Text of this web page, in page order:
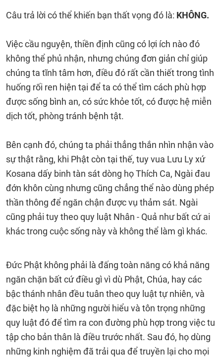
Câu trả lời có thể khiến bạn thất vọng đó là: KHÔNG.
Việc cầu nguyện, thiền định cũng có lợi ích nào đó
không thể phủ nhận, nhưng chúng đơn giản chỉ giúp
chúng ta tĩnh tâm hơn, điều đó rất cần thiết trong tình
huống rối ren hiện tại để ta có thể tìm cách phù hợp
được sống bình an, có sức khỏe tốt, có được hệ miễn
dịch tốt, phòng tránh bệnh tật.
Bên cạnh đó, chúng ta phải thẳng thắn nhìn nhận vào
sự thật rằng, khi Phật còn tại thế, tuy vua Lưu Ly xứ
Kosana dấy binh tàn sát dòng họ Thích Ca, Ngài đau
đớn khôn cùng nhưng cũng chẳng thể nào dùng phép
thần thông để ngăn chận được vụ thảm sát. Ngài
cũng phải tuy theo quy luật Nhân - Quả như bất cứ ai
khác trong cuộc sống này và không thể làm gì khác.
Đức Phật không phải là đấng toàn năng có khả năng
ngăn chặn bất cứ điều gì vì dù Phật, Chúa, hay các
bậc thánh nhân đều tuân theo quy luật tự nhiên, và
đặc biệt họ là những người hiểu và tôn trọng những
quy luật đó để tìm ra con đường phù hợp trong việc tu
tập cho bản thân là điều trước nhất. Sau đó, họ dùng
những kinh nghiệm đã trải qua để truyền lại cho mọi